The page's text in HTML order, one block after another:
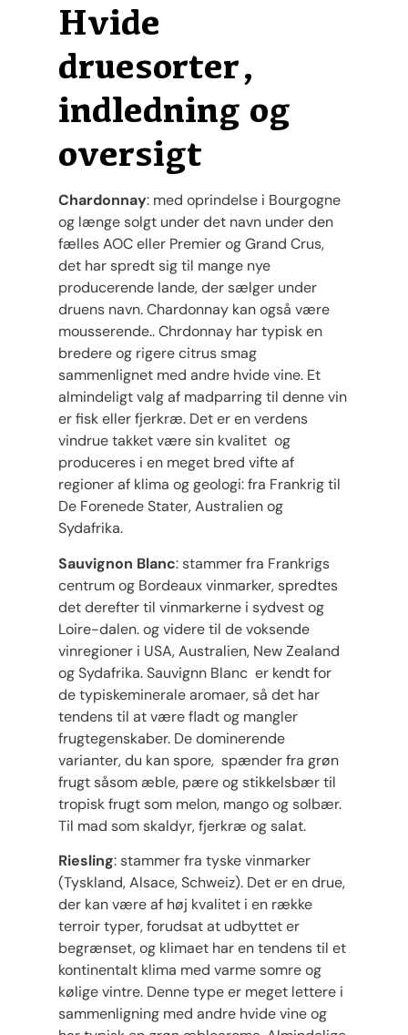
Hvide
druesorter,
indledning og
oversigt
Chardonnay: med oprindelse i Bourgogne
og længe solgt under det navn under den
fælles AOC eller Premier og Grand Crus,
det har spredt sig til mange nye
producerende lande, der sælger under
druens navn. Chardonnay kan også være
mousserende.. Chrdonnay har typisk en
bredere og rigere citrus smag
sammenlignet med andre hvide vine. Et
almindeligt valg af madparring til denne vin
er fisk eller fjerkræ. Det er en verdens
vindrue takket være sin kvalitet og
produceres i en meget bred vifte af
regioner af klima og geologi: fra Frankrig til
De Forenede Stater, Australien og
Sydafrika.
Sauvignon Blanc: stammer fra Frankrigs
centrum og Bordeaux vinmarker, spredtes
det derefter til vinmarkerne i sydvest og
Loire-dalen. og videre til de voksende
vinregioner i USA, Australien, New Zealand
og Sydafrika. Sauvignn Blanc er kendt for
de typiskeminerale aromaer, så det har
tendens til at være fladt og mangler
frugtegenskaber. De dominerende
varianter, du kan spore, spænder fra grøn
frugt såsom æble, pære og stikkelsbær til
tropisk frugt som melon, mango og solbær.
Til mad som skaldyr, fjerkræ og salat.
Riesling: stammer fra tyske vinmarker
(Tyskland, Alsace, Schweiz). Det er en drue,
der kan være af høj kvalitet i en række
terroir typer, forudsat at udbyttet er
begrænset, og klimaet har en tendens til et
kontinentalt klima med varme somre og
kølige vintre. Denne type er meget lettere i
sammenligning med andre hvide vine og